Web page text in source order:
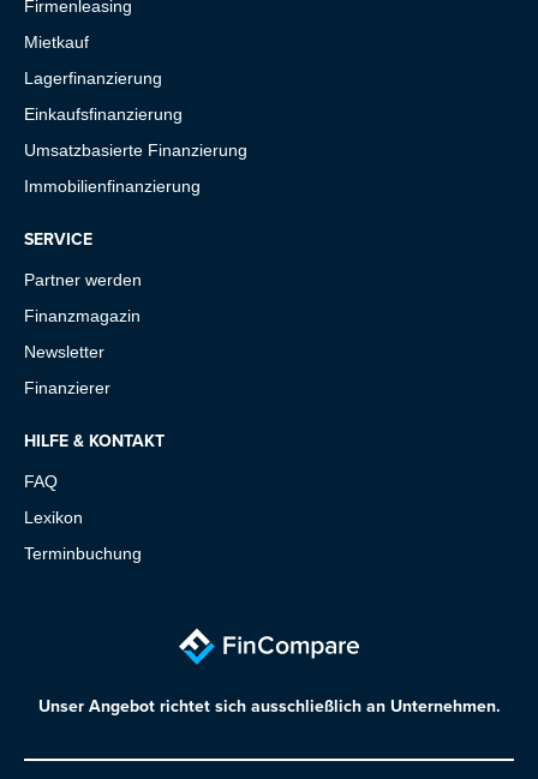
Firmenleasing
Mietkauf
Lagerfinanzierung
Einkaufsfinanzierung
Umsatzbasierte Finanzierung
Immobilienfinanzierung
SERVICE
Partner werden
Finanzmagazin
Newsletter
Finanzierer
HILFE & KONTAKT
FAQ
Lexikon
Terminbuchung
Unser Angebot richtet sich ausschließlich an Unternehmen.